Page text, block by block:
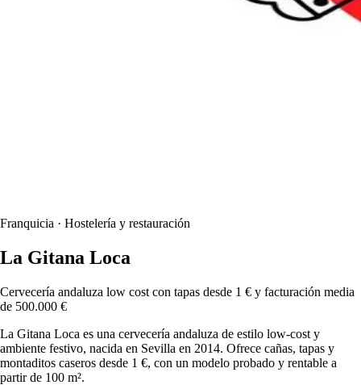
Franquicia · Hostelería y restauración
La Gitana Loca
Cervecería andaluza low cost con tapas desde 1 € y facturación media
de 500.000 €
La Gitana Loca es una cervecería andaluza de estilo low-cost y
ambiente festivo, nacida en Sevilla en 2014. Ofrece cañas, tapas y
montaditos caseros desde 1 €, con un modelo probado y rentable a
partir de 100 m².